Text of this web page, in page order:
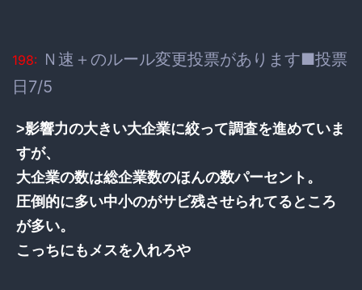
198: Ｎ速＋のルール変更投票があります■投票
日7/5
>影響力の大きい大企業に絞って調査を進めていま
すが、
大企業の数は総企業数のほんの数パーセント。
圧倒的に多い中小のがサビ残させられてるところ
が多い。
こっちにもメスを入れろや